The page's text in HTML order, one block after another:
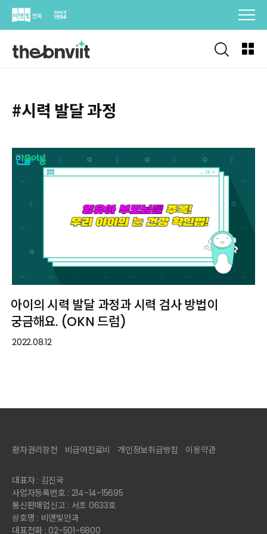
Skip
#시력 발달 과정
아이의 시력 발달 과정과 시력 검사 방법이
궁금해요. (OKN 드럼)
2022.08.12
환자권리장전 비급여진료비 개인정보취급방침 이용약관
대표자 : 김진국
사업자등록번호 : 214-14-15695
통신판매업신고 : 서초 0633호
상호명 : 비앤빛안과
대표전화 : 02-501-6800